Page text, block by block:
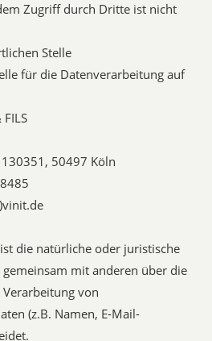
Zugriff durch Dritte ist nicht
Stelle
für die Datenverarbeitung auf
50497 Köln
die natürliche oder juristische
mit anderen über die
von
(z.B. Namen, E-Mail-